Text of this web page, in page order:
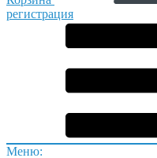
регистрация
Меню: